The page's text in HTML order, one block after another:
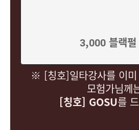
3,000 블랙
※ [칭호]일타강사를 이미
모험가님께
[칭호] GOSU를